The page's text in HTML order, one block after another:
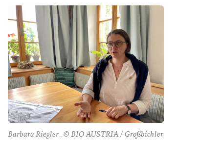
Barbara Riegler_© BIO AUSTRIA / Großbichler